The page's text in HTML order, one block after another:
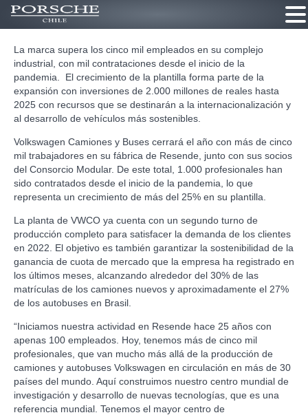
La marca supera los cinco mil empleados en su complejo
industrial, con mil contrataciones desde el inicio de la
pandemia. El crecimiento de la plantilla forma parte de la
expansión con inversiones de 2.000 millones de reales hasta
2025 con recursos que se destinarán a la internacionalización y
al desarrollo de vehículos más sostenibles.
Volkswagen Camiones y Buses cerrará el año con más de cinco
mil trabajadores en su fábrica de Resende, junto con sus socios
del Consorcio Modular. De este total, 1.000 profesionales han
sido contratados desde el inicio de la pandemia, lo que
representa un crecimiento de más del 25% en su plantilla.
La planta de VWCO ya cuenta con un segundo turno de
producción completo para satisfacer la demanda de los clientes
en 2022. El objetivo es también garantizar la sostenibilidad de la
ganancia de cuota de mercado que la empresa ha registrado en
los últimos meses, alcanzando alrededor del 30% de las
matrículas de los camiones nuevos y aproximadamente el 27%
de los autobuses en Brasil.
“Iniciamos nuestra actividad en Resende hace 25 años con
apenas 100 empleados. Hoy, tenemos más de cinco mil
profesionales, que van mucho más allá de la producción de
camiones y autobuses Volkswagen en circulación en más de 30
países del mundo. Aquí construimos nuestro centro mundial de
investigación y desarrollo de nuevas tecnologías, que es una
referencia mundial. Tenemos el mayor centro de